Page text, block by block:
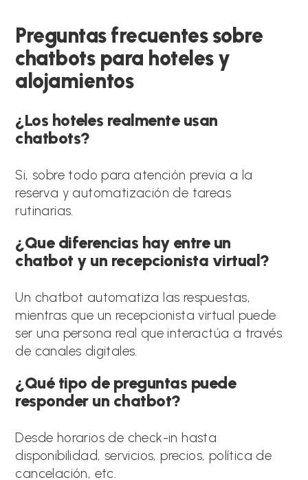
Preguntas frecuentes sobre
chatbots para hoteles y
alojamientos
¿Los hoteles realmente usan
chatbots?
Si, sobre todo para atención previa a la
reserva y automatización de tareas
rutinarias.
¿Que diferencias hay entre un
chatbot y un recepcionista virtual?
Un chatbot automatiza las respuestas,
mientras que un recepcionista virtual puede
ser una persona real que interactúa a través
de canales digitales.
¿Qué tipo de preguntas puede
responder un chatbot?
Desde horarios de check-in hasta
disponibilidad, servicios, precios, política de
cancelación, etc.